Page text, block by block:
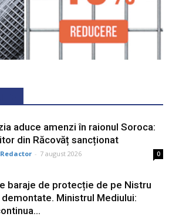
aduce amenzi în raionul Soroca:
din Răcovăț sancționat
Redactor - 7 august 2026 0
baraje de protecție de pe Nistru
Ministrul Mediului: